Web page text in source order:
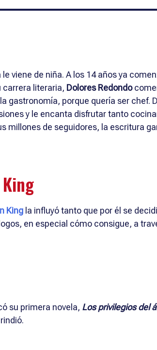
viene de niña. A los 14 años ya
carrera literaria, Dolores Redondo
gastronomía, porque quería ser chef.
y le encanta disfrutar tanto
millones de seguidores, la escritura
King la influyó tanto que por él se
en especial cómo consigue, a
su primera novela, Los privilegios del